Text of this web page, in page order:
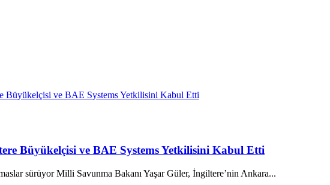
Büyükelçisi ve BAE Systems Yetkilisini Kabul Etti
sürüyor Milli Savunma Bakanı Yaşar Güler, İngiltere’nin Ankara...